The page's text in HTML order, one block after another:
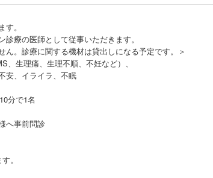
。
療の医師として従事いただきます。
ん。診療に関する機材は貸出しになる予定です。＞
生理痛、生理不順、不妊など）、
イライラ、不眠
分で1名
へ事前問診